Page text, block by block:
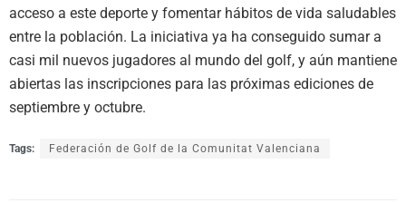
acceso a este deporte y fomentar hábitos de vida saludables
entre la población. La iniciativa ya ha conseguido sumar a
casi mil nuevos jugadores al mundo del golf, y aún mantiene
abiertas las inscripciones para las próximas ediciones de
septiembre y octubre.
Tags: Federación de Golf de la Comunitat Valenciana